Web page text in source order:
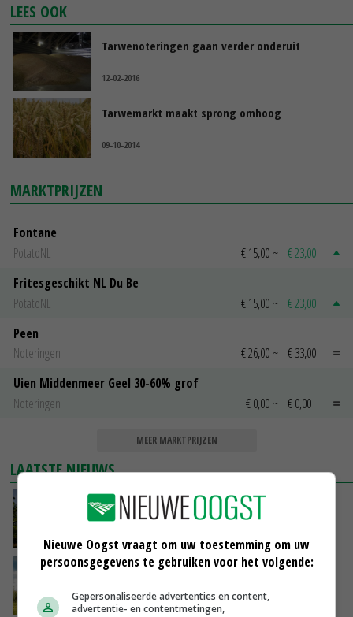
LEES OOK
Tarwenoteringen gaan verder onderuit
12-02-2016
Tarwemarkt maakt sprong omhoog
09-10-2014
MARKTPRIJZEN
Fontane
PotatoNL
€ 15,00 ~ € 23,00
Fritesgeschikt NL Du Be
PotatoNL
€ 15,00 ~ € 23,00
Peen
Noteringen
€ 26,00 ~ € 33,00
Uien Middenmeer Geel 30-60% grof
Noteringen
€ 0,00 ~ € 0,00
MEER MARKTPRIJZEN
LAATSTE NIEUWS
Kamervragen over onttrekkingsverbod,
minister spreekt van ‘ondernemersrisico’
‘Rendement van Krullvarkens komt van de
VANDAAG, 15:30
Nieuwe Oogst vraagt om uw toestemming om uw
persoonsgegevens te gebruiken voor het volgende:
Gepersonaliseerde advertenties en content,
advertentie- en contentmetingen,